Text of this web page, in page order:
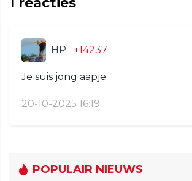
HP +14237
Je suis jong aapje.
20-10-2025 16:19
POPULAIR NIEUWS